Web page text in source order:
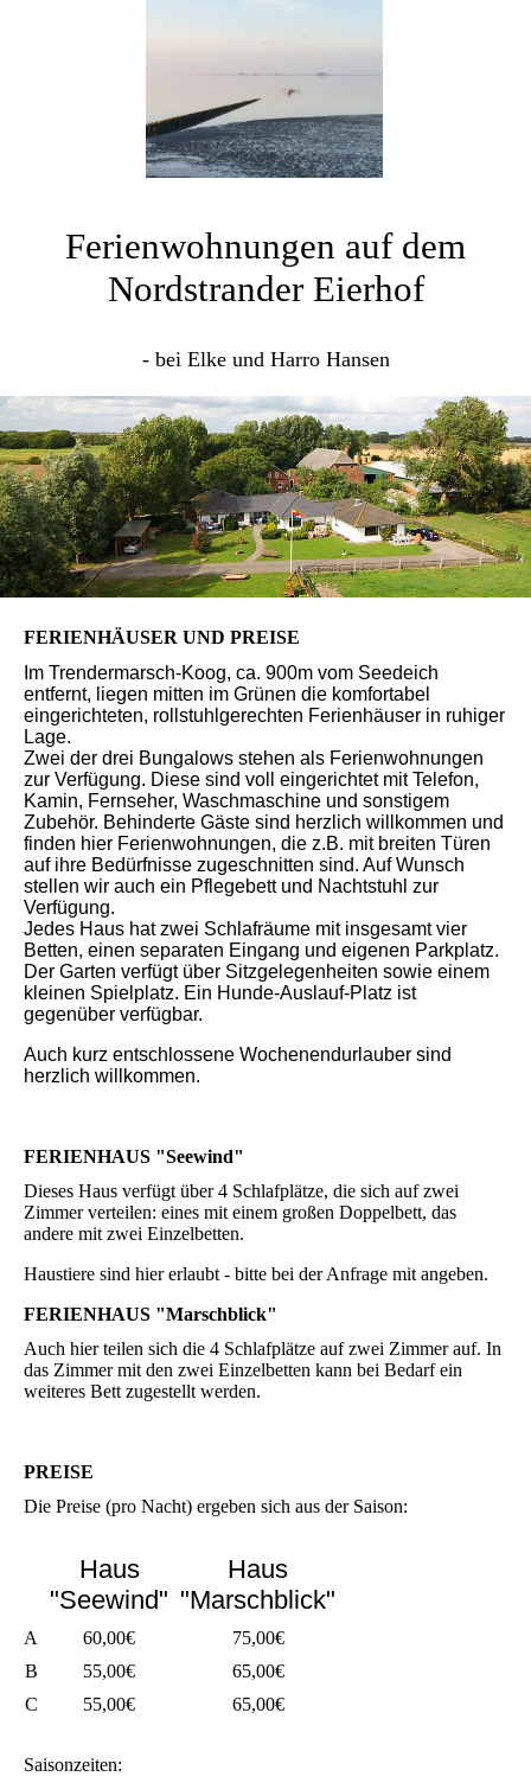
Ferienwohnungen auf dem
Nordstrander Eierhof
- bei Elke und Harro Hansen
FERIENHÄUSER UND PREISE
Im Trendermarsch-Koog, ca. 900m vom Seedeich
entfernt, liegen mitten im Grünen die komfortabel
eingerichteten, rollstuhlgerechten Ferienhäuser in ruhiger
Lage.
Zwei der drei Bungalows stehen als Ferienwohnungen
zur Verfügung. Diese sind voll eingerichtet mit Telefon,
Kamin, Fernseher, Waschmaschine und sonstigem
Zubehör. Behinderte Gäste sind herzlich willkommen und
finden hier Ferienwohnungen, die z.B. mit breiten Türen
auf ihre Bedürfnisse zugeschnitten sind. Auf Wunsch
stellen wir auch ein Pflegebett und Nachtstuhl zur
Verfügung.
Jedes Haus hat zwei Schlafräume mit insgesamt vier
Betten, einen separaten Eingang und eigenen Parkplatz.
Der Garten verfügt über Sitzgelegenheiten sowie einem
kleinen Spielplatz. Ein Hunde-Auslauf-Platz ist
gegenüber verfügbar.
Auch kurz entschlossene Wochenendurlauber sind
herzlich willkommen.
FERIENHAUS "Seewind"
Dieses Haus verfügt über 4 Schlafplätze, die sich auf zwei
Zimmer verteilen: eines mit einem großen Doppelbett, das
andere mit zwei Einzelbetten.
Haustiere sind hier erlaubt - bitte bei der Anfrage mit angeben.
FERIENHAUS "Marschblick"
Auch hier teilen sich die 4 Schlafplätze auf zwei Zimmer auf. In
das Zimmer mit den zwei Einzelbetten kann bei Bedarf ein
weiteres Bett zugestellt werden.
PREISE
Die Preise (pro Nacht) ergeben sich aus der Saison:
Haus
"Seewind"
Haus
"Marschblick"
A 60,00€
75,00€
B
55,00€
65,00€
C
55,00€ 65,00€
Saisonzeiten: